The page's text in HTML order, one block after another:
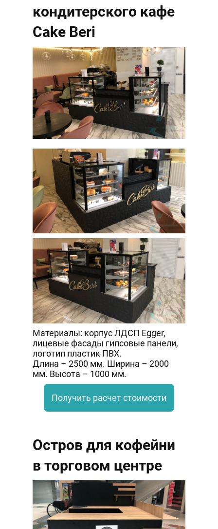
кондитерского кафе
Cake Beri
Материалы: корпус ЛДСП Egger,
лицевые фасады гипсовые панели,
логотип пластик ПВХ.
Длина – 2500 мм. Ширина – 2000
мм. Высота – 1000 мм.
Получить расчет стоимости
Остров для кофейни
в торговом центре